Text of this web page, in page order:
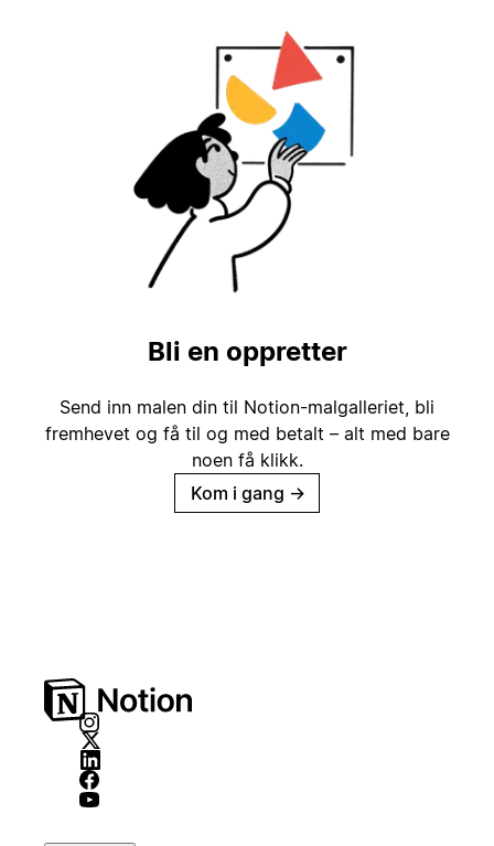
Bli en oppretter
Send inn malen din til Notion-malgalleriet, bli
fremhevet og få til og med betalt – alt med bare
noen få klikk.
Kom i gang →